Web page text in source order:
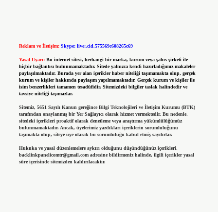
Reklam ve İletişim: Skype: live:.cid.575569c608265c69
Yasal Uyarı: Bu internet sitesi, herhangi bir marka, kurum veya şahıs şirketi ile
hiçbir bağlantısı bulunmamaktadır. Sitede yalnızca kendi hazırladığımız makaleler
paylaşılmaktadır. Burada yer alan içerikler haber niteliği taşımamakta olup, gerçek
kurum ve kişiler hakkında paylaşım yapılmamaktadır. Gerçek kurum ve kişiler ile
isim benzerlikleri tamamen tesadüfidir. Sitemizdeki bilgiler taslak halindedir ve
tavsiye niteliği taşımazlar.
Sitemiz, 5651 Sayılı Kanun gereğince Bilgi Teknolojileri ve İletişim Kurumu (BTK)
tarafından onaylanmış bir Yer Sağlayıcı olarak hizmet vermektedir. Bu nedenle,
sitedeki içerikleri proaktif olarak denetleme veya araştırma yükümlülüğümüz
bulunmamaktadır. Ancak, üyelerimiz yazdıkları içeriklerin sorumluluğunu
taşımakta olup, siteye üye olarak bu sorumluluğu kabul etmiş sayılırlar.
Hukuka ve yasal düzenlemelere aykırı olduğunu düşündüğünüz içerikleri,
backlinkpanelicomtr@gmail.comadresine bildirmeniz halinde, ilgili içerikler yasal
süre içerisinde sitemizden kaldırılacaktır.